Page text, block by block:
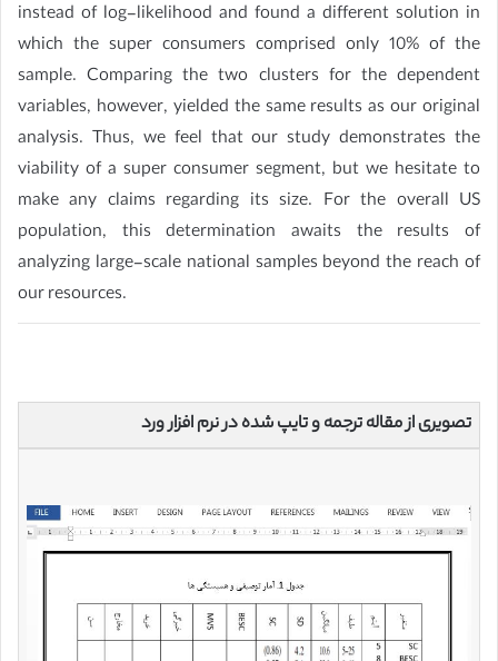
instead of log-likelihood and found a different solution in
which the super consumers comprised only 10% of the
sample. Comparing the two clusters for the dependent
variables, however, yielded the same results as our original
analysis. Thus, we feel that our study demonstrates the
viability of a super consumer segment, but we hesitate to
make any claims regarding its size. For the overall US
population, this determination awaits the results of
analyzing large-scale national samples beyond the reach of
our resources.
تصویری از مقاله ترجمه و تایپ شده در نرم افزار ورد